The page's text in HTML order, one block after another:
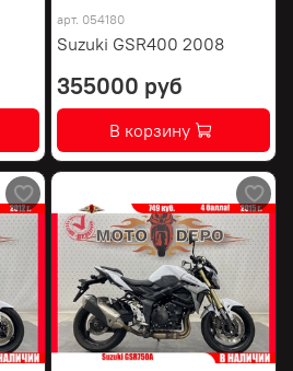
арт. 054180
Suzuki GSR400 2008
355000 руб
В корзину